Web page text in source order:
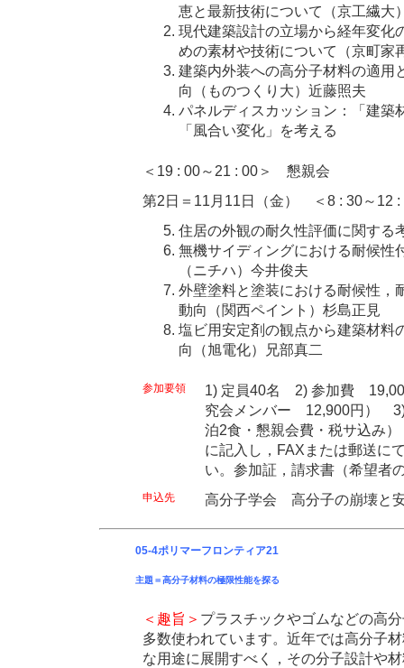
恵と最新技術について（京工繊大
現代建築設計の立場から経年変化
めの素材や技術について（京町家
建築内外装への高分子材料の適用
向（ものつくり大）近藤照夫
パネルディスカッション：「建築
「風合い変化」を考える
＜19 : 00～21 : 00＞ 懇親会
第2日＝11月11日（金） ＜8 : 30～12 :
住居の外観の耐久性評価に関する
無機サイディングにおける耐候性
（ニチハ）今井俊夫
外壁塗料と塗装における耐候性，
動向（関西ペイント）杉島正見
塩ビ用安定剤の観点から建築材料
向（旭電化）兄部真二
参加要領
1) 定員40名 2) 参加費
究会メンバー 12,900円）
泊2食・懇親会費・税サ込
に記入し，FAXまたは郵送に
い。参加証，請求書（希望者
申込先 高分子学会 高分子の崩壊と
05-4ポリマーフロンティア21
主題＝高分子材料の極限性能を探る
＜趣旨＞ プラスチックやゴムなどの高
多数使われています。近年では高分子
な用途に展開すべく，その分子設計や